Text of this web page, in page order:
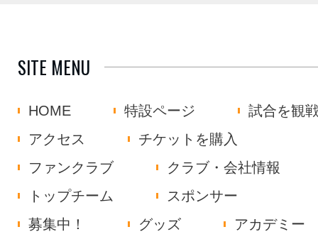
SITE MENU
HOME 特設ページ
試合を観
アクセス
チケットを購入
ファンクラブ
クラブ・会社情報
トップチーム
スポンサー
募集中！
グッズ
アカデミー